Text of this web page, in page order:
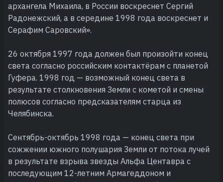
архангела Михаила, в России воскреснет Сергий
Радонежский, а в середине 1998 года воскреснет и
Серафим Саровский».
26 октября 1997 года должен был произойти конец
света согласно российским контактёрам с планетой
Гуфера. 1998 год — возможный конец света в
результате столкновения Земли с кометой и смены
полюсов согласно предсказателям старца из
Челябинска.
Сентябрь-октябрь 1998 года — конец света при
сожжении южного полушария Земли от потока лучей
в результате взрыва звезды Альфа Центавра с
последующим 12-летним Армагеддоном и